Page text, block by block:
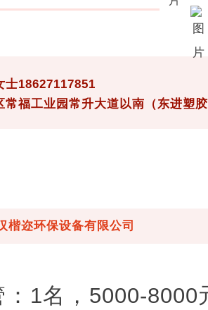
士18627117851
常福工业园常升大道以南（东进塑
楷迩环保设备有限公司
：1名，5000-